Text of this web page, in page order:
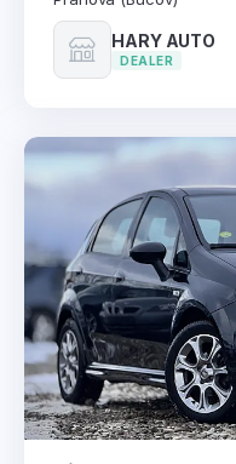
HARY AUTO
DEALER